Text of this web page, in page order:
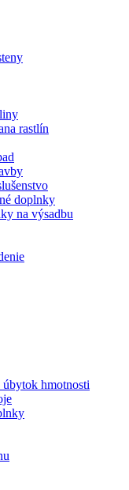
rastlín
doplnky
na výsadbu
hmotnosti